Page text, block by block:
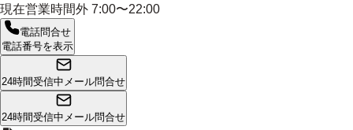
現在営業時間外 7:00〜22:00
電話問合せ
電話番号を表示
24時間受信中 メール問合せ
24時間受信中 メール問合せ